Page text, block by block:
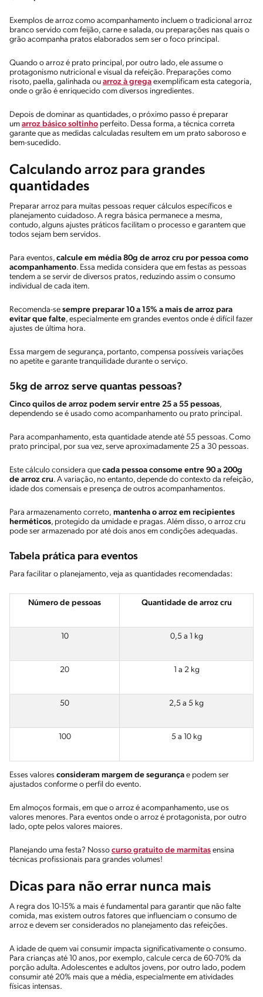
Exemplos de arroz como acompanhamento incluem o tradicional arroz
branco servido com feijão, carne e salada, ou preparações nas quais o
grão acompanha pratos elaborados sem ser o foco principal.
Quando o arroz é prato principal, por outro lado, ele assume o
protagonismo nutricional e visual da refeição. Preparações como
risoto, paella, galinhada ou arroz à grega exemplificam esta categoria,
onde o grão é enriquecido com diversos ingredientes.
Depois de dominar as quantidades, o próximo passo é preparar
um arroz básico soltinho perfeito. Dessa forma, a técnica correta
garante que as medidas calculadas resultem em um prato saboroso e
bem-sucedido.
Calculando arroz para grandes
quantidades
Preparar arroz para muitas pessoas requer cálculos específicos e
planejamento cuidadoso. A regra básica permanece a mesma,
contudo, alguns ajustes práticos facilitam o processo e garantem que
todos sejam bem servidos.
Para eventos, calcule em média 80g de arroz cru por pessoa como
acompanhamento. Essa medida considera que em festas as pessoas
tendem a se servir de diversos pratos, reduzindo assim o consumo
individual de cada item.
Recomenda-se sempre preparar 10 a 15% a mais de arroz para
evitar que falte, especialmente em grandes eventos onde é difícil fazer
ajustes de última hora.
Essa margem de segurança, portanto, compensa possíveis variações
no apetite e garante tranquilidade durante o serviço.
5kg de arroz serve quantas pessoas?
Cinco quilos de arroz podem servir entre 25 a 55 pessoas,
dependendo se é usado como acompanhamento ou prato principal.
Para acompanhamento, esta quantidade atende até 55 pessoas. Como
prato principal, por sua vez, serve aproximadamente 25 a 30 pessoas.
Este cálculo considera que cada pessoa consome entre 90 a 200g
de arroz cru. A variação, no entanto, depende do contexto da refeição,
idade dos comensais e presença de outros acompanhamentos.
Para armazenamento correto, mantenha o arroz em recipientes
herméticos, protegido da umidade e pragas. Além disso, o arroz cru
pode ser armazenado por até dois anos em condições adequadas.
Tabela prática para eventos
Para facilitar o planejamento, veja as quantidades recomendadas:
Número de pessoas Quantidade de arroz cru
10 0,5 a 1 kg
20 1 a 2 kg
50 2,5 a 5 kg
100 5 a 10 kg
Esses valores consideram margem de segurança e podem ser
ajustados conforme o perfil do evento.
Em almoços formais, em que o arroz é acompanhamento, use os
valores menores. Para eventos onde o arroz é protagonista, por outro
lado, opte pelos valores maiores.
Planejando uma festa? Nosso curso gratuito de marmitas ensina
técnicas profissionais para grandes volumes!
Dicas para não errar nunca mais
A regra dos 10-15% a mais é fundamental para garantir que não falte
comida, mas existem outros fatores que influenciam o consumo de
arroz e devem ser considerados no planejamento das refeições.
A idade de quem vai consumir impacta significativamente o consumo.
Para crianças até 10 anos, por exemplo, calcule cerca de 60-70% da
porção adulta. Adolescentes e adultos jovens, por outro lado, podem
consumir até 20% mais que a média, especialmente em atividades
físicas intensas.